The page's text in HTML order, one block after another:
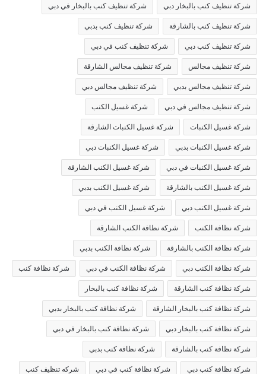
شركة تنظيف كنب بالبخار دبي شركة تنظيف كنب بالبخار في دبي
شركة تنظيف كنب بالشارقة شركة تنظيف كنب بدبي
شركة تنظيف كنب دبي شركة تنظيف كنب في دبي
شركة تنظيف مجالس شركة تنظيف مجالس الشارقة
شركة تنظيف مجالس بدبي شركة تنظيف مجالس دبي
شركة تنظيف مجالس في دبي شركة غسيل الكنب
شركة غسيل الكنبات شركة غسيل الكنبات الشارقة
شركة غسيل الكنبات بدبي شركة غسيل الكنبات دبي
شركة غسيل الكنبات في دبي شركة غسيل الكنب الشارقة
شركة غسيل الكنب بالشارقة شركة غسيل الكنب بدبي
شركة غسيل الكنب دبي شركة غسيل الكنب في دبي
شركة نظافة الكنب شركة نظافة الكنب الشارقة
شركة نظافة الكنب بالشارقة شركة نظافة الكنب بدبي
شركة نظافة الكنب دبي شركة نظافة الكنب في دبي شركة نظافة كنب
شركة نظافة كنب الشارقة شركة نظافة كنب بالبخار
شركة نظافة كنب بالبخار الشارقة شركة نظافة كنب بالبخار بدبي
شركة نظافة كنب بالبخار دبي شركة نظافة كنب بالبخار في دبي
شركة نظافة كنب بالشارقة شركة نظافة كنب بدبي
شركة نظافة كنب دبي شركة نظافة كنب في دبي شركه تنظيف كنب